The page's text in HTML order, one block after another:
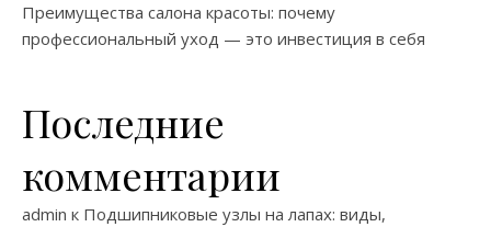
Преимущества салона красоты: почему
профессиональный уход — это инвестиция в себя
Последние
комментарии
admin к Подшипниковые узлы на лапах: виды,